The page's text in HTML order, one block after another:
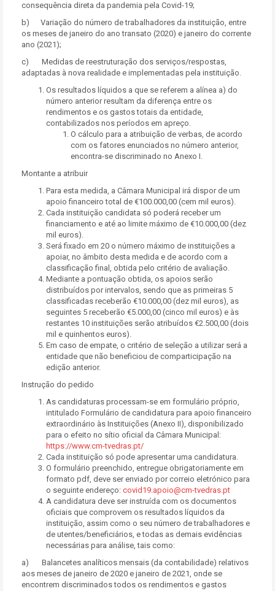
consequência direta da pandemia pela Covid-19;
b) Variação do número de trabalhadores da instituição, entre
os meses de janeiro do ano transato (2020) e janeiro do corrente
ano (2021);
c) Medidas de reestruturação dos serviços/respostas,
adaptadas à nova realidade e implementadas pela instituição.
Os resultados líquidos a que se referem a alínea a) do
número anterior resultam da diferença entre os
rendimentos e os gastos totais da entidade,
contabilizados nos períodos em apreço.
O cálculo para a atribuição de verbas, de acordo
com os fatores enunciados no número anterior,
encontra-se discriminado no Anexo I.
Montante a atribuir
Para esta medida, a Câmara Municipal irá dispor de um
apoio financeiro total de €100.000,00 (cem mil euros).
Cada instituição candidata só poderá receber um
financiamento e até ao limite máximo de €10.000,00 (dez
mil euros).
Será fixado em 20 o número máximo de instituições a
apoiar, no âmbito desta medida e de acordo com a
classificação final, obtida pelo critério de avaliação.
Mediante a pontuação obtida, os apoios serão
distribuídos por intervalos, sendo que as primeiras 5
classificadas receberão €10.000,00 (dez mil euros), as
seguintes 5 receberão €5.000,00 (cinco mil euros) e às
restantes 10 instituições serão atribuídos €2.500,00 (dois
mil e quinhentos euros).
Em caso de empate, o critério de seleção a utilizar será a
entidade que não beneficiou de comparticipação na
edição anterior.
Instrução do pedido
As candidaturas processam-se em formulário próprio,
intitulado Formulário de candidatura para apoio financeiro
extraordinário às Instituições (Anexo II), disponibilizado
para o efeito no sítio oficial da Câmara Municipal:
https://www.cm-tvedras.pt/
Cada instituição só pode apresentar uma candidatura.
O formulário preenchido, entregue obrigatoriamente em
formato pdf, deve ser enviado por correio eletrónico para
o seguinte endereço: covid19.apoio@cm-tvedras.pt
A candidatura deve ser instruída com os documentos
oficiais que comprovem os resultados líquidos da
instituição, assim como o seu número de trabalhadores e
de utentes/beneficiários, e todas as demais evidências
necessárias para análise, tais como:
a) Balancetes analíticos mensais (da contabilidade) relativos
aos meses de janeiro de 2020 e janeiro de 2021, onde se
encontrem discriminados todos os rendimentos e gastos